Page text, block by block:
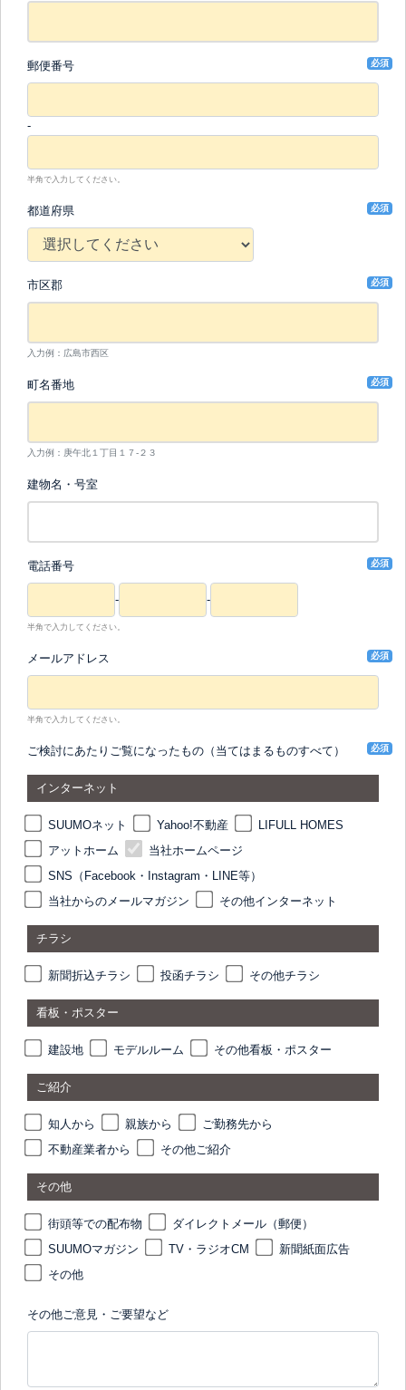
郵便番号 必須
-
半角で入力してください。
都道府県 必須
市区郡 必須
入力例：広島市西区
町名番地 必須
入力例：庚午北１丁目１７-２３
建物名・号室
電話番号 必須
- -
半角で入力してください。
メールアドレス 必須
半角で入力してください。
ご検討にあたりご覧になったもの（当てはまるものすべて） 必須
インターネット
SUUMOネット Yahoo!不動産
LIFULL HOMES
アットホーム
当社ホームページ
SNS（Facebook・Instagram・LINE等）
当社からのメールマガジン
その他インターネット
チラシ
新聞折込チラシ 投函チラシ その他チラシ
看板・ポスター
建設地 モデルルーム その他看板・ポスター
ご紹介
知人から 親族から
ご勤務先から
不動産業者から
その他ご紹介
その他
街頭等での配布物
ダイレクトメール（郵便）
SUUMOマガジン
TV・ラジオCM
新聞紙面広告
その他
その他ご意見・ご要望など